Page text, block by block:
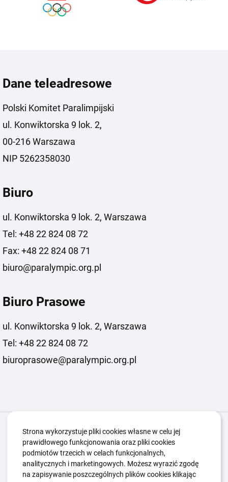
Dane teleadresowe
Polski Komitet Paralimpijski
ul. Konwiktorska 9 lok. 2,
00-216 Warszawa
NIP 5262358030
Biuro
ul. Konwiktorska 9 lok. 2, Warszawa
Tel: +48 22 824 08 72
Fax: +48 22 824 08 71
biuro@paralympic.org.pl
Biuro Prasowe
ul. Konwiktorska 9 lok. 2, Warszawa
Tel: +48 22 824 08 72
biuroprasowe@paralympic.org.pl
Igrzyska Paralimpijskie O nas
Kwalifikacje ZSK
Kluby Aktualności
Edukacja
Guttmanny Kontakt
Strona wykorzystuje pliki cookies własne w celu jej
prawidłowego funkcjonowania oraz pliki cookies
podmiotów trzecich w celach funkcjonalnych,
analitycznych i marketingowych. Możesz wyrazić zgodę
na zapisywanie poszczególnych plików cookies klikając